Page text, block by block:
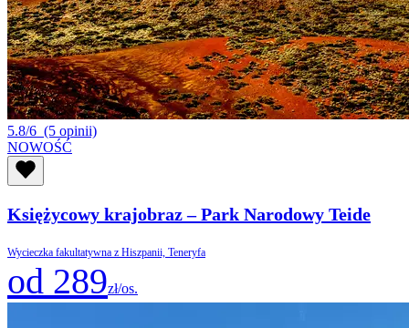
5.8/6 (5 opinii)
NOWOŚĆ
Księżycowy krajobraz – Park Narodowy Teide
Wycieczka fakultatywna z Hiszpanii, Teneryfa
od 289zł/os.